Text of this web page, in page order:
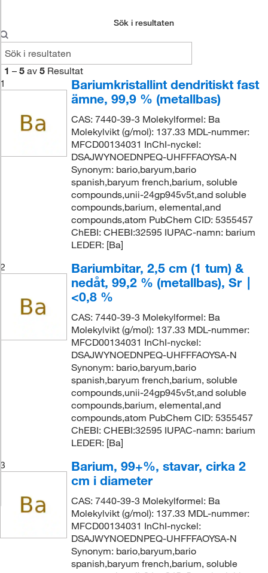
Sök i resultaten
1 – 5 av 5 Resultat
1
Bariumkristallint dendritiskt fast
ämne, 99,9 % (metallbas)
CAS: 7440-39-3 Molekylformel: Ba
Molekylvikt (g/mol): 137.33 MDL-nummer:
MFCD00134031 InChI-nyckel:
DSAJWYNOEDNPEQ-UHFFFAOYSA-N
Synonym: bario,baryum,bario
spanish,baryum french,barium, soluble
compounds,unii-24gp945v5t,and soluble
compounds,barium, elemental,and
compounds,atom PubChem CID: 5355457
ChEBI: CHEBI:32595 IUPAC-namn: barium
LEDER: [Ba]
2
Bariumbitar, 2,5 cm (1 tum) &
nedåt, 99,2 % (metallbas), Sr ∣
<0,8 %
CAS: 7440-39-3 Molekylformel: Ba
Molekylvikt (g/mol): 137.33 MDL-nummer:
MFCD00134031 InChI-nyckel:
DSAJWYNOEDNPEQ-UHFFFAOYSA-N
Synonym: bario,baryum,bario
spanish,baryum french,barium, soluble
compounds,unii-24gp945v5t,and soluble
compounds,barium, elemental,and
compounds,atom PubChem CID: 5355457
ChEBI: CHEBI:32595 IUPAC-namn: barium
LEDER: [Ba]
3
Barium, 99+%, stavar, cirka 2
cm i diameter
CAS: 7440-39-3 Molekylformel: Ba
Molekylvikt (g/mol): 137.33 MDL-nummer:
MFCD00134031 InChI-nyckel:
DSAJWYNOEDNPEQ-UHFFFAOYSA-N
Synonym: bario,baryum,bario
spanish,baryum french,barium, soluble